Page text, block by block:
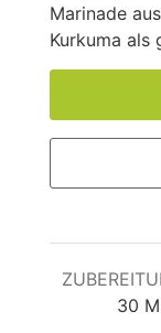
Marinade
Kurkuma als
30